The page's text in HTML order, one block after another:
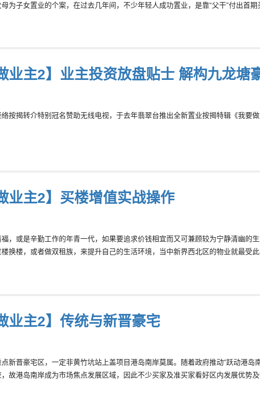
为子女置业的个案，在过去几年间，不少年轻人成功置业，是靠“父干”付出首期
业主2】业主投资放盘贴士 解构九龙塘
按揭转介特别冠名赞助无线电视，于去年翡翠台推出全新置业按揭特辑《我要
业主2】买楼增值实战操作
，或是辛勤工作的年青一代，如果要追求价钱相宜而又可兼顾较为宁静清幽的
换楼，或者做双租族，来提升自己的生活环境，当中新界西北区的物业就最受此
业主2】传统与新晋豪宅
新晋豪宅区，一定非黄竹坑站上盖项目港岛南岸莫属。随着政府推动“跃动港岛
故港岛南岸成为市场焦点发展区域，因此不少买家及准买家看好区内发展优势及